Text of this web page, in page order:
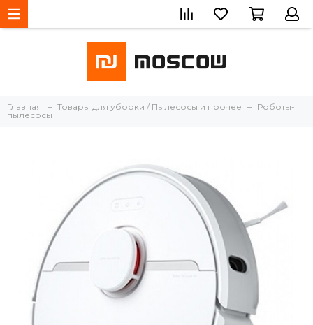
Главная Товары для уборки / Пылесосы и прочее
Роботы-
пылесосы